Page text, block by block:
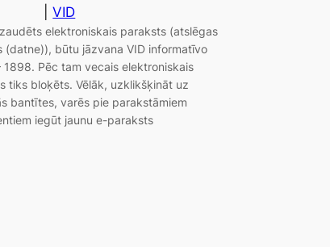
|VID
elektroniskais paraksts (atslēgas
(datne)), būtu jāzvana VID informatīvo
1898. Pēc tam vecais elektroniskais
tiks bloķēts. Vēlāk, uzklikšķināt uz
bantītes, varēs pie parakstāmiem
iegūt jaunu e-paraksts